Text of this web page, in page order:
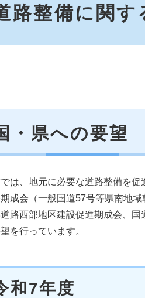
路整備に関す
・県への要望
は、地元に必要な道路整備を
成会（一般国道57号等県南地
路西部地区建設促進期成会、
を行っています。
和7年度